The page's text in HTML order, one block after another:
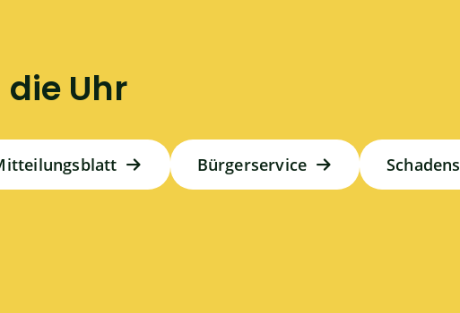
Uhr
Bürgerservice